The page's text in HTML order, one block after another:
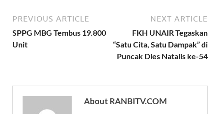
PREVIOUS ARTICLE
SPPG MBG Tembus 19.800
Unit
NEXT ARTICLE
FKH UNAIR Tegaskan
“Satu Cita, Satu Dampak” di
Puncak Dies Natalis ke-54
About RANBITV.COM